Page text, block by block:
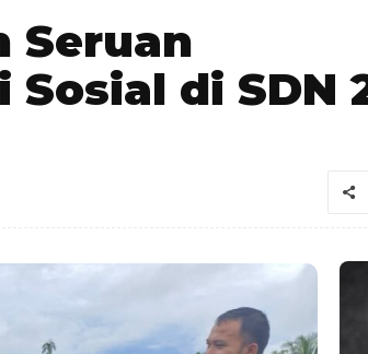
Seruan
di SDN